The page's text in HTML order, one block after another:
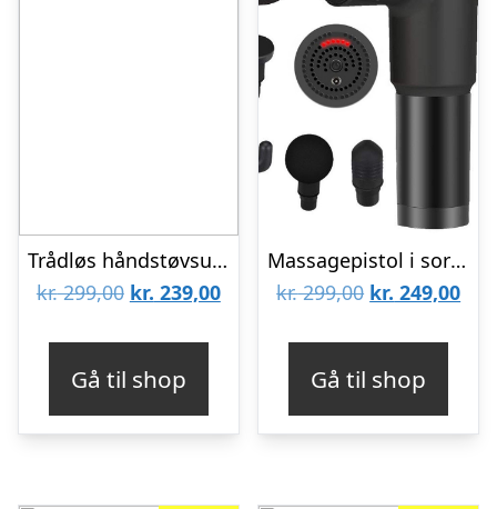
Trådløs håndstøvsuger til bilen
kr.299,00 Den
var:
kr. 299,00.
kr. 239,00Den
kr. 239,00.
Gå til shop
Massagepistol i sort mod ømme muskler – PRO Muscle gun
kr.299,00 Den
var:
kr. 299,00.
kr. 249,00Den
kr.
Gå til shop